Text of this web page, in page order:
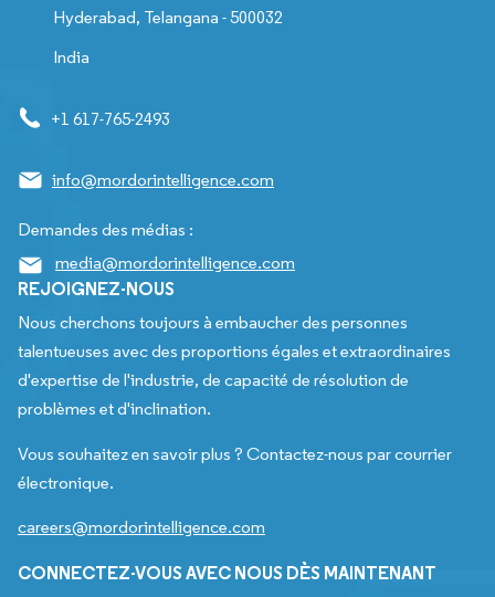
Hyderabad, Telangana - 500032
India
+1 617-765-2493
info@mordorintelligence.com
Demandes des médias :
media@mordorintelligence.com
REJOIGNEZ-NOUS
Nous cherchons toujours à embaucher des personnes
talentueuses avec des proportions égales et extraordinaires
d'expertise de l'industrie, de capacité de résolution de
problèmes et d'inclination.
Vous souhaitez en savoir plus ? Contactez-nous par courrier
électronique.
careers@mordorintelligence.com
CONNECTEZ-VOUS AVEC NOUS DÈS MAINTENANT